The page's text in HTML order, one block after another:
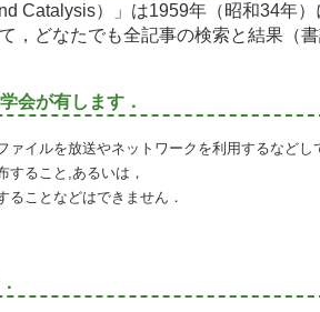
Catalysis）」は1959年（昭和34年
，どなたでも全記事の検索と結果（
会が有します．
ァイルを放送やネットワークを利用するなど
すること,あるいは，
ることなどはできません．